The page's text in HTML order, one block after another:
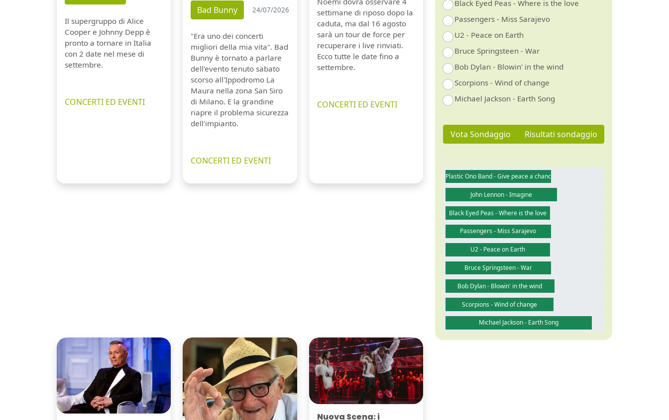
Il supergruppo di Alice
Cooper e Johnny Depp è
pronto a tornare in Italia
con 2 date nel mese di
settembre.
CONCERTI ED EVENTI
Bad Bunny 24/07/2026
"Era uno dei concerti
migliori della mia vita". Bad
Bunny è tornato a parlare
dell'evento tenuto sabato
scorso all'Ippodromo La
Maura nella zona San Siro
di Milano. E la grandine
riapre il problema sicurezza
dell'impianto.
CONCERTI ED EVENTI
settimane di riposo dopo la
caduta, ma dal 16 agosto
sarà un tour de force per
recuperare i live rinviati.
Ecco tutte le date fino a
settembre.
CONCERTI ED EVENTI
Nuova Scena: i
Black Eyed Peas - Where is the love
Passengers - Miss Sarajevo
U2 - Peace on Earth
Bruce Springsteen - War
Bob Dylan - Blowin' in the wind
Scorpions - Wind of change
Michael Jackson - Earth Song
Vota Sondaggio Risultati sondaggio
Plastic Ono Band - Give peace a chance
John Lennon - Imagine
Black Eyed Peas - Where is the love
Passengers - Miss Sarajevo
U2 - Peace on Earth
Bruce Springsteen - War
Bob Dylan - Blowin' in the wind
Scorpions - Wind of change
Michael Jackson - Earth Song